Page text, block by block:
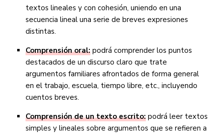
textos lineales y con cohesión, uniendo en una
secuencia lineal una serie de breves expresiones
distintas.
Comprensión oral: podrá comprender los puntos
destacados de un discurso claro que trate
argumentos familiares afrontados de forma general
en el trabajo, escuela, tiempo libre, etc., incluyendo
cuentos breves.
Comprensión de un texto escrito: podrá leer textos
simples y lineales sobre argumentos que se refieren a